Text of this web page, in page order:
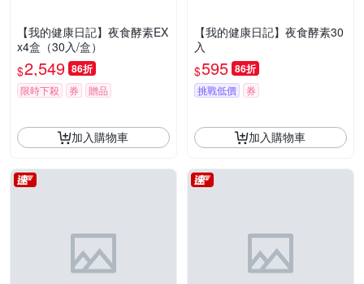
【我的健康日記】夜食酵素EX
x4盒（30入/盒）
$2,549 86折
限時下殺 券 贈品
加入購物車
【我的健康日記】夜食酵素30
入
$595 86折
挑戰低價 券
加入購物車